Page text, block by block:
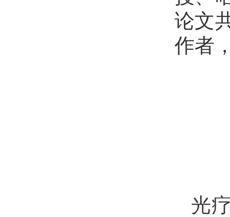
论文
作者
光